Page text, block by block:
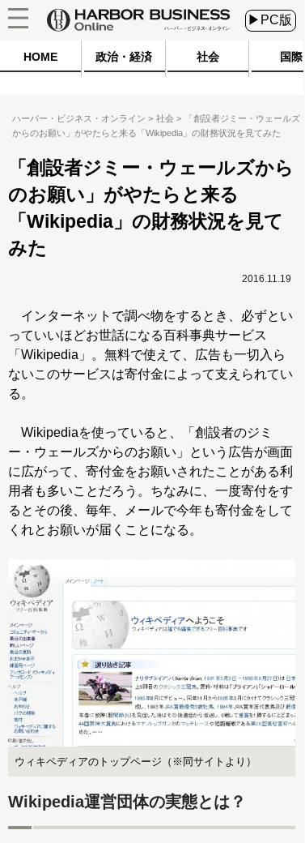
▶PC版
HOME 政治・経済 社会 国際
ハーバー・ビジネス・オンライン 社会
「創設者ジミー・ウェールズ
からのお願い」がやたらと来る「Wikipedia」の財務状況を見てみた
「創設者ジミー・ウェールズから
のお願い」がやたらと来る
「Wikipedia」の財務状況を見て
みた
2016.11.19
インターネットで調べ物をするとき、必ずとい
っていいほどお世話になる百科事典サービス
「Wikipedia」。無料で使えて、広告も一切入ら
ないこのサービスは寄付金によって支えられてい
る。
Wikipediaを使っていると、「創設者のジミ
ー・ウェールズからのお願い」という広告が画面
に広がって、寄付金をお願いされたことがある利
用者も多いことだろう。ちなみに、一度寄付をす
るとその後、毎年、メールで今年も寄付金をして
くれとお願いが届くことになる。
ウィキペディアのトップページ（※同サイトより）
Wikipedia運営団体の実態とは？